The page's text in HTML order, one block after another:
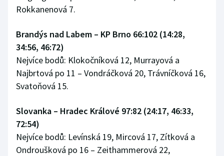
Rokkanenová 7.
Brandýs nad Labem – KP Brno 66:102 (14:28,
34:56, 46:72)
Nejvíce bodů: Klokočníková 12, Murrayová a
Najbrtová po 11 – Vondráčková 20, Trávníčková 16,
Svatoňová 15.
Slovanka – Hradec Králové 97:82 (24:17, 46:33,
72:54)
Nejvíce bodů: Levínská 19, Mircová 17, Zítková a
Ondroušková po 16 – Zeithammerová 22,